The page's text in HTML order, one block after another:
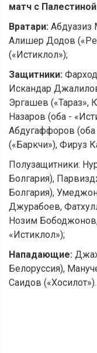
матч с
Вратари: Абдуазиз
Алишер Додов
(«Истиклол»);
Защитники:
Искандар
Эргашев («Тараз»,
Назаров (оба -
Абдугаффоров (оба
(«Баркчи»), Фируз
Полузащитники:
Болгария),
Болгария),
Джурабоев,
Нозим
«Истиклол»);
Нападающие:
Белоруссия),
Саидов («Хосилот»).